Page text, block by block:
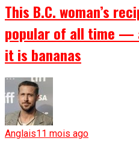
This B.C. woman’s
popular of all time —
it is bananas
Anglais11 mois ago